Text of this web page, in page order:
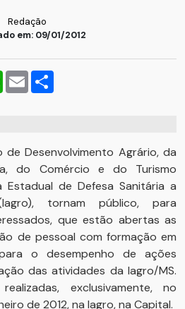
Redação
em: 09/01/2012
WhatsApp
Email
Desenvolvimento Agrário, da
do Comércio e do Turismo
de Defesa Sanitária a
tornam público, para
que estão abertas as
de pessoal com formação em
o desempenho de ações
das atividades da Iagro/MS.
exclusivamente, no
de 2012, na Iagro, na Capital.